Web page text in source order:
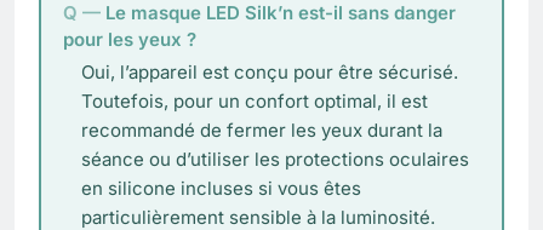
Le masque LED Silk’n est-il sans danger
pour les yeux ?
Oui, l’appareil est conçu pour être sécurisé.
Toutefois, pour un confort optimal, il est
recommandé de fermer les yeux durant la
séance ou d’utiliser les protections oculaires
en silicone incluses si vous êtes
particulièrement sensible à la luminosité.